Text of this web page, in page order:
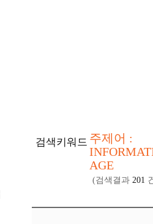
검색키워드 주제어 :
AGE
(검색결과 201